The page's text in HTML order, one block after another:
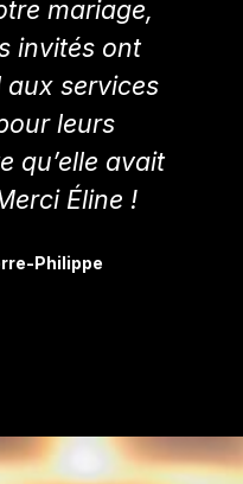
mariage,
invités ont
aux services
leurs
qu’elle avait
Éline !
Philippe